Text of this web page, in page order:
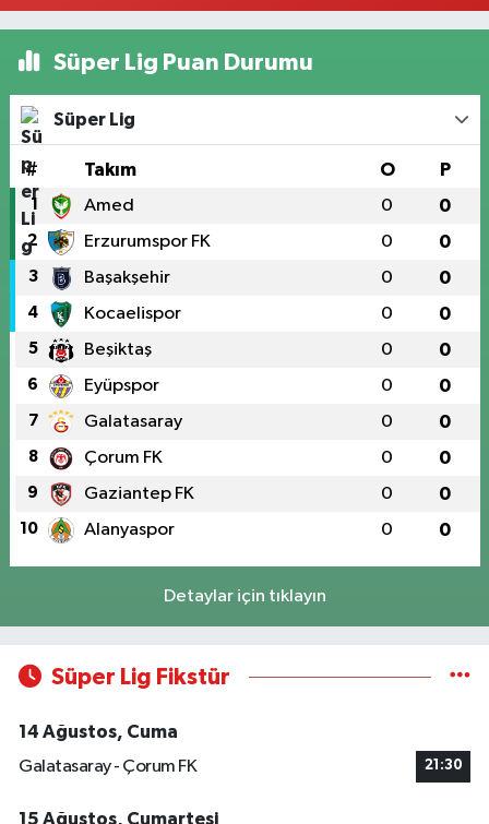
Süper Lig Puan Durumu
Süper Lig
# Takım O P
1 Amed 0 0
2 Erzurumspor FK 0 0
3 Başakşehir 0 0
4 Kocaelispor 0 0
5 Beşiktaş 0 0
6 Eyüpspor 0 0
7 Galatasaray 0 0
8 Çorum FK 0 0
9 Gaziantep FK 0 0
10 Alanyaspor 0 0
Detaylar için tıklayın
Süper Lig Fikstür
14 Ağustos, Cuma
Galatasaray - Çorum FK
21:30
15 Ağustos, Cumartesi